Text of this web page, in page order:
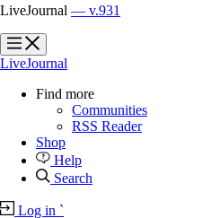
LiveJournal — v.931
?
?
LiveJournal
Find more
Communities
RSS Reader
Shop
Help
Search
Log in `